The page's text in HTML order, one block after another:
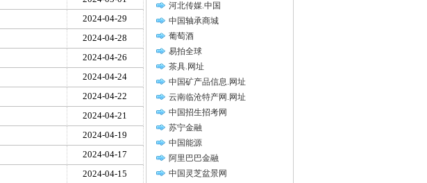
2024-04-29
2024-04-28
2024-04-26
2024-04-24
2024-04-22
2024-04-21
2024-04-19
2024-04-17
2024-04-15
河北传媒.中国
中国轴承商城
葡萄酒
易拍全球
茶具.网址
中国矿产品信息.网址
云南临沧特产网.网址
中国招生招考网
苏宁金融
中国能源
阿里巴巴金融
中国灵芝盆景网